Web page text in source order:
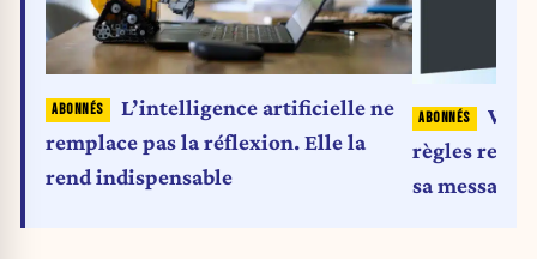
L’intelligence artificielle ne
remplace pas la réflexion. Elle la
rend indispensable
règles
sa